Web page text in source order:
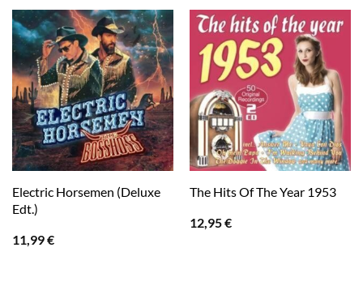
Electric Horsemen (Deluxe
Edt.)
11,99€
The Hits Of The Year 1953
12,95€